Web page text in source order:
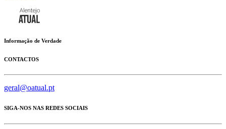
Informação de Verdade
CONTACTOS
geral@oatual.pt
SIGA-NOS NAS REDES SOCIAIS